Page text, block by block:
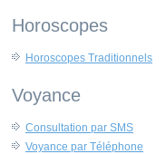
Horoscopes
Horoscopes Traditionnels
Voyance
Consultation par SMS
Voyance par Téléphone